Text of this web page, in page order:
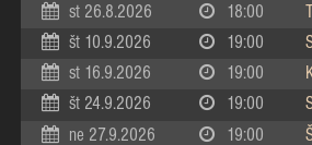
st 26.8.2026 18:00
št 10.9.2026 19:00
st 16.9.2026 19:00
št 24.9.2026 19:00
ne 27.9.2026 19:00